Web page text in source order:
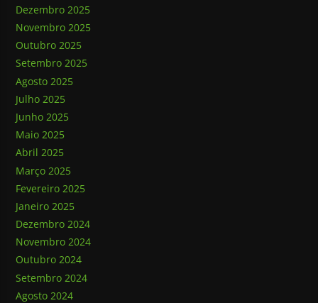
Dezembro 2025
Novembro 2025
Outubro 2025
Setembro 2025
Agosto 2025
Julho 2025
Junho 2025
Maio 2025
Abril 2025
Março 2025
Fevereiro 2025
Janeiro 2025
Dezembro 2024
Novembro 2024
Outubro 2024
Setembro 2024
Agosto 2024